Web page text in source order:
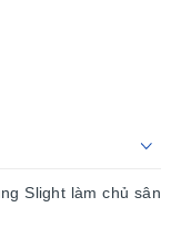
Slight làm chủ sân